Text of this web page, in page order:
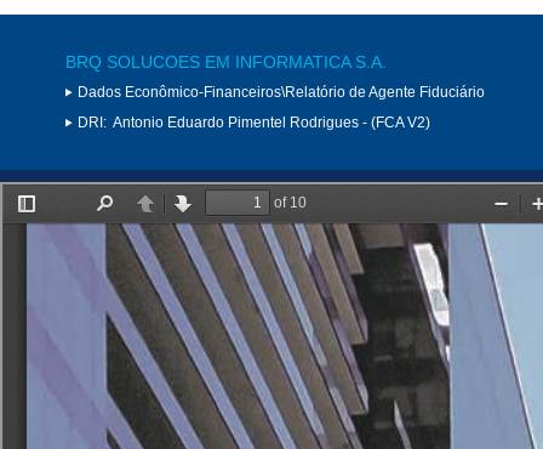
BRQ SOLUCOES EM INFORMATICA S.A.
Dados Econômico-Financeiros\Relatório de Agente Fiduciário
DRI: Antonio Eduardo Pimentel Rodrigues - (FCA V2)